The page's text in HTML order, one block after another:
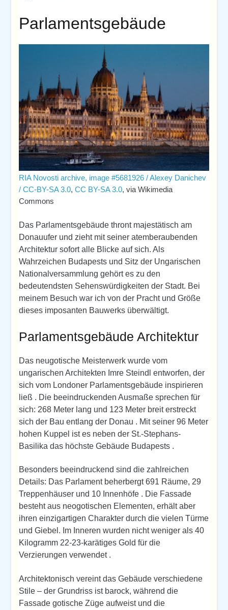
Parlamentsgebäude
RIA Novosti archive, image #5681926 / Alexey Danichev
/ CC-BY-SA 3.0,CC BY-SA 3.0, via Wikimedia
Commons
Das Parlamentsgebäude thront majestätisch am
Donauufer und zieht mit seiner atemberaubenden
Architektur sofort alle Blicke auf sich. Als
Wahrzeichen Budapests und Sitz der Ungarischen
Nationalversammlung gehört es zu den
bedeutendsten Sehenswürdigkeiten der Stadt. Bei
meinem Besuch war ich von der Pracht und Größe
dieses imposanten Bauwerks überwältigt.
Parlamentsgebäude Architektur
Das neugotische Meisterwerk wurde vom
ungarischen Architekten Imre Steindl entworfen, der
sich vom Londoner Parlamentsgebäude inspirieren
ließ . Die beeindruckenden Ausmaße sprechen für
sich: 268 Meter lang und 123 Meter breit erstreckt
sich der Bau entlang der Donau . Mit seiner 96 Meter
hohen Kuppel ist es neben der St.-Stephans-
Basilika das höchste Gebäude Budapests .
Besonders beeindruckend sind die zahlreichen
Details: Das Parlament beherbergt 691 Räume, 29
Treppenhäuser und 10 Innenhöfe . Die Fassade
besteht aus neogotischen Elementen, erhält aber
ihren einzigartigen Charakter durch die vielen Türme
und Giebel. Im Inneren wurden nicht weniger als 40
Kilogramm 22-23-karätiges Gold für die
Verzierungen verwendet .
Architektonisch vereint das Gebäude verschiedene
Stile – der Grundriss ist barock, während die
Fassade gotische Züge aufweist und die